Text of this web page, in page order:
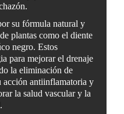
su fórmula natural y
plantas como el diente
negro. Estos
para mejorar el drenaje
la eliminación de
acción antiinflamatoria y
la salud vascular y la